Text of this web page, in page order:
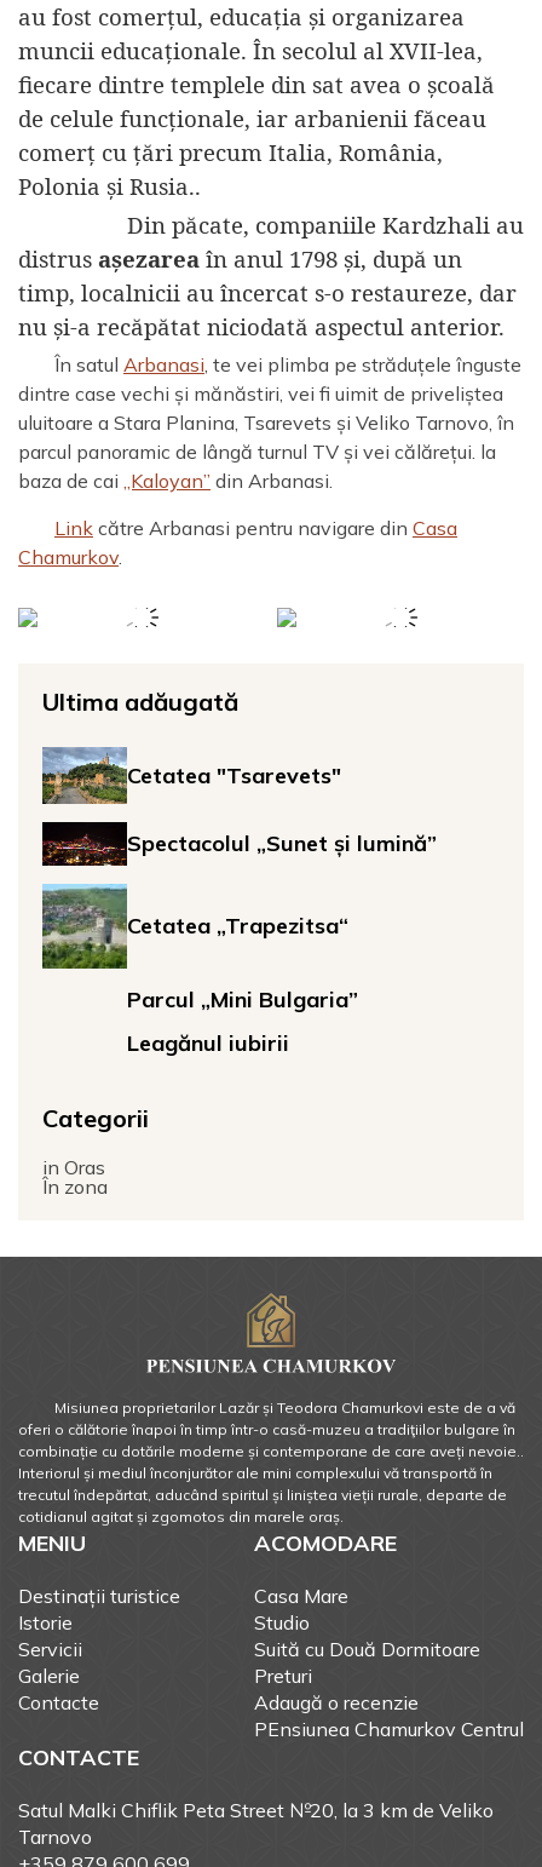
au fost comerțul, educația și organizarea
muncii educaționale. În secolul al XVII-lea,
fiecare dintre templele din sat avea o școală
de celule funcționale, iar arbanienii făceau
comerț cu țări precum Italia, România,
Polonia și Rusia..
Din păcate, companiile Kardzhali au
distrus așezarea în anul 1798 și, după un
timp, localnicii au încercat s-o restaureze, dar
nu și-a recăpătat niciodată aspectul anterior.
În satul Arbanasi , te vei plimba pe străduțele înguste
dintre case vechi și mănăstiri, vei fi uimit de priveliștea
uluitoare a Stara Planina, Tsarevets și Veliko Tarnovo, în
parcul panoramic de lângă turnul TV și vei călărețui. la
baza de cai „Kaloyan” din Arbanasi.
Link către Arbanasi pentru navigare din Casa
Chamurkov
Ultima adăugată
Cetatea "Tsarevets"
Spectacolul „Sunet și lumină”
Cetatea „Trapezitsa“
Parcul „Mini Bulgaria”
Leagănul iubirii
Categorii
in Oras
În zona
Misiunea proprietarilor Lazăr și Teodora Chamurkovi este de a vă
oferi o călătorie înapoi în timp într-o casă-muzeu a tradiţiilor bulgare în
combinație cu dotările moderne și contemporane de care aveți nevoie..
Interiorul și mediul înconjurător ale mini complexului vă transportă în
trecutul îndepărtat, aducând spiritul și liniștea vieții rurale, departe de
cotidianul agitat și zgomotos din marele oraș.
MENIU
Destinații turistice
Istorie
Servicii
Galerie
Contacte
ACOMODARE
Casa Mare
Studio
Suită cu Două Dormitoare
Preturi
Adaugă o recenzie
PEnsiunea Chamurkov Centrul
CONTACTE
Satul Malki Chiflik Peta Street №20, la 3 km de Veliko
Tarnovo